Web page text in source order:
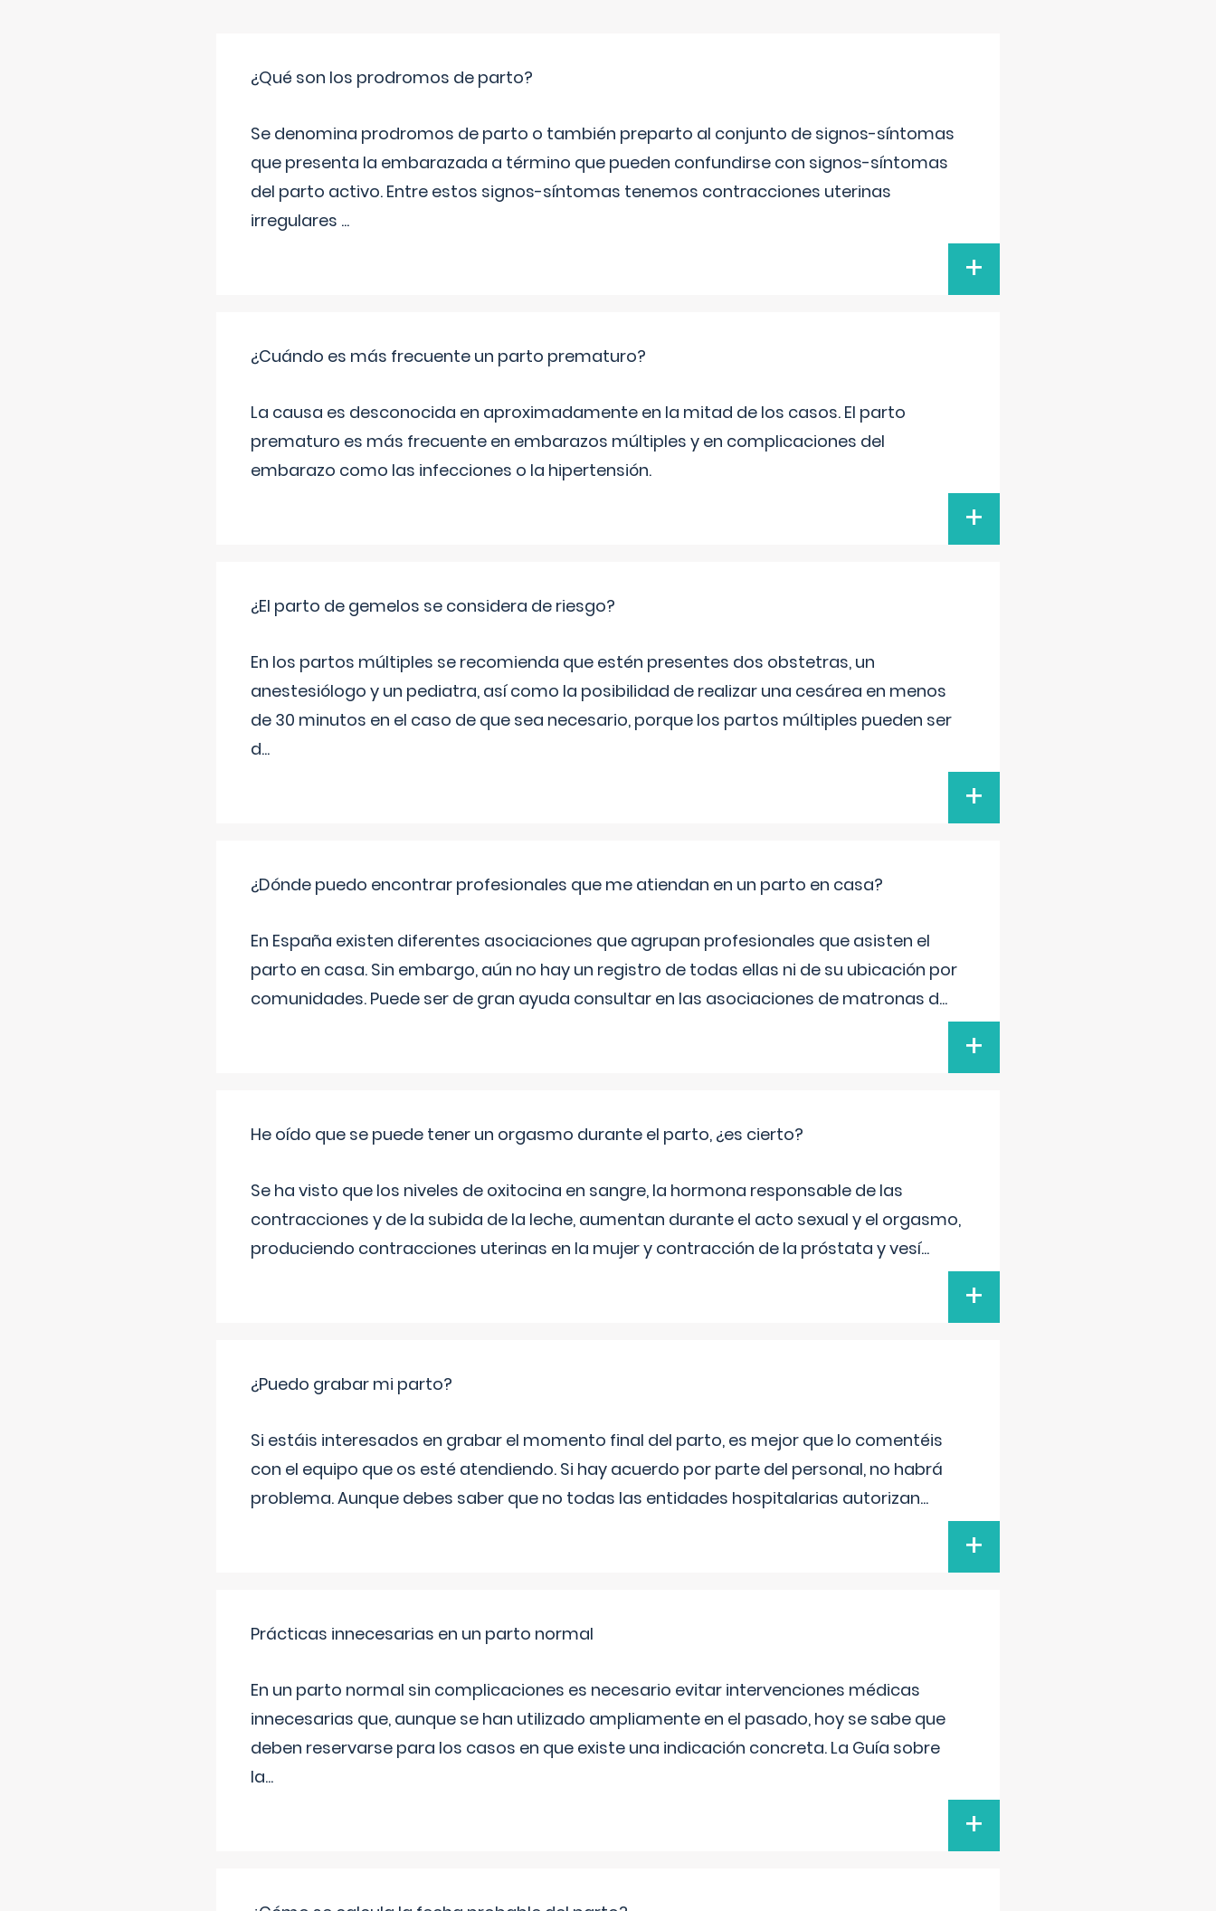
¿Qué son los prodromos de parto?
Se denomina prodromos de parto o también preparto al conjunto de signos-síntomas
que presenta la embarazada a término que pueden confundirse con signos-síntomas
del parto activo. Entre estos signos-síntomas tenemos contracciones uterinas
irregulares ...
+
¿Cuándo es más frecuente un parto prematuro?
La causa es desconocida en aproximadamente en la mitad de los casos. El parto
prematuro es más frecuente en embarazos múltiples y en complicaciones del
embarazo como las infecciones o la hipertensión.
+
¿El parto de gemelos se considera de riesgo?
En los partos múltiples se recomienda que estén presentes dos obstetras, un
anestesiólogo y un pediatra, así como la posibilidad de realizar una cesárea en menos
de 30 minutos en el caso de que sea necesario, porque los partos múltiples pueden ser
d...
+
¿Dónde puedo encontrar profesionales que me atiendan en un parto en casa?
En España existen diferentes asociaciones que agrupan profesionales que asisten el
parto en casa. Sin embargo, aún no hay un registro de todas ellas ni de su ubicación por
comunidades. Puede ser de gran ayuda consultar en las asociaciones de matronas d...
+
He oído que se puede tener un orgasmo durante el parto, ¿es cierto?
Se ha visto que los niveles de oxitocina en sangre, la hormona responsable de las
contracciones y de la subida de la leche, aumentan durante el acto sexual y el orgasmo,
produciendo contracciones uterinas en la mujer y contracción de la próstata y vesí...
+
¿Puedo grabar mi parto?
Si estáis interesados en grabar el momento final del parto, es mejor que lo comentéis
con el equipo que os esté atendiendo. Si hay acuerdo por parte del personal, no habrá
problema. Aunque debes saber que no todas las entidades hospitalarias autorizan...
+
Prácticas innecesarias en un parto normal
En un parto normal sin complicaciones es necesario evitar intervenciones médicas
innecesarias que, aunque se han utilizado ampliamente en el pasado, hoy se sabe que
deben reservarse para los casos en que existe una indicación concreta. La Guía sobre
la...
+